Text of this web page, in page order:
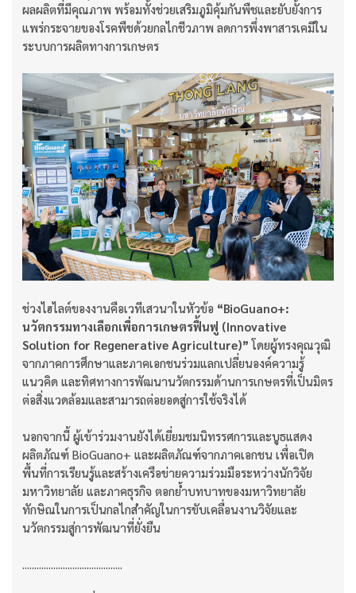
ผลผลิตที่มีคุณภาพ พร้อมทั้งช่วยเสริมภูมิคุ้มกันพืชและยับยั้งการ
แพร่กระจายของโรคพืชด้วยกลไกชีวภาพ ลดการพึ่งพาสารเคมีใน
ระบบการผลิตทางการเกษตร
ช่วงไฮไลต์ของงานคือเวทีเสวนาในหัวข้อ “BioGuano+:
นวัตกรรมทางเลือกเพื่อการเกษตรฟื้นฟู (Innovative
Solution for Regenerative Agriculture)” โดยผู้ทรงคุณวุฒิ
จากภาคการศึกษาและภาคเอกชนร่วมแลกเปลี่ยนองค์ความรู้
แนวคิด และทิศทางการพัฒนานวัตกรรมด้านการเกษตรที่เป็นมิตร
ต่อสิ่งแวดล้อมและสามารถต่อยอดสู่การใช้จริงได้
นอกจากนี้ ผู้เข้าร่วมงานยังได้เยี่ยมชมนิทรรศการและบูธแสดง
ผลิตภัณฑ์ BioGuano+ และผลิตภัณฑ์จากภาคเอกชน เพื่อเปิด
พื้นที่การเรียนรู้และสร้างเครือข่ายความร่วมมือระหว่างนักวิจัย
มหาวิทยาลัย และภาคธุรกิจ ตอกย้ำบทบาทของมหาวิทยาลัย
ทักษิณในการเป็นกลไกสำคัญในการขับเคลื่อนงานวิจัยและ
นวัตกรรมสู่การพัฒนาที่ยั่งยืน
..........................................